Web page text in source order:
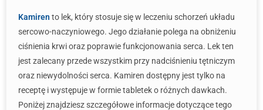
Kamiren to lek, który stosuje się w leczeniu schorzeń układu
sercowo-naczyniowego. Jego działanie polega na obniżeniu
ciśnienia krwi oraz poprawie funkcjonowania serca. Lek ten
jest zalecany przede wszystkim przy nadciśnieniu tętniczym
oraz niewydolności serca. Kamiren dostępny jest tylko na
receptę i występuje w formie tabletek o różnych dawkach.
Poniżej znajdziesz szczegółowe informacje dotyczące tego